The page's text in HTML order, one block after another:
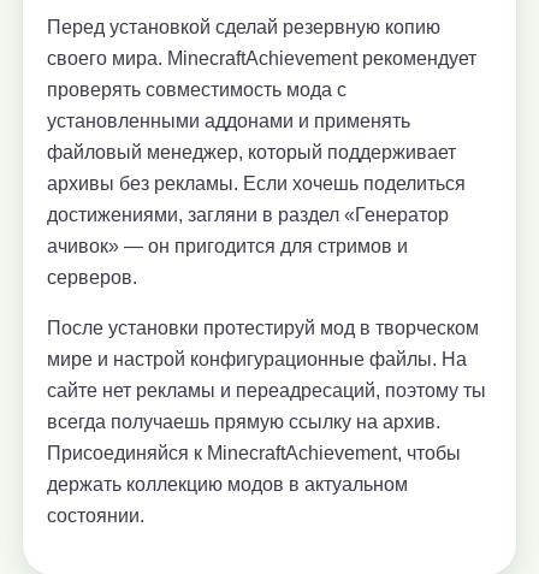
Перед установкой сделай резервную копию
своего мира. MinecraftAchievement рекомендует
проверять совместимость мода с
установленными аддонами и применять
файловый менеджер, который поддерживает
архивы без рекламы. Если хочешь поделиться
достижениями, загляни в раздел «Генератор
ачивок» — он пригодится для стримов и
серверов.
После установки протестируй мод в творческом
мире и настрой конфигурационные файлы. На
сайте нет рекламы и переадресаций, поэтому ты
всегда получаешь прямую ссылку на архив.
Присоединяйся к MinecraftAchievement, чтобы
держать коллекцию модов в актуальном
состоянии.